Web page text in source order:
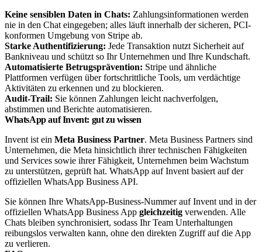
Keine sensiblen Daten in Chats: Zahlungsinformationen werden
nie in den Chat eingegeben; alles läuft innerhalb der sicheren, PCI-
konformen Umgebung von Stripe ab.
Starke Authentifizierung: Jede Transaktion nutzt Sicherheit auf
Bankniveau und schützt so Ihr Unternehmen und Ihre Kundschaft.
Automatisierte Betrugsprävention: Stripe und ähnliche
Plattformen verfügen über fortschrittliche Tools, um verdächtige
Aktivitäten zu erkennen und zu blockieren.
Audit-Trail: Sie können Zahlungen leicht nachverfolgen,
abstimmen und Berichte automatisieren.
WhatsApp auf Invent: gut zu wissen
Invent ist ein Meta Business Partner. Meta Business Partners sind
Unternehmen, die Meta hinsichtlich ihrer technischen Fähigkeiten
und Services sowie ihrer Fähigkeit, Unternehmen beim Wachstum
zu unterstützen, geprüft hat. WhatsApp auf Invent basiert auf der
offiziellen WhatsApp Business API.
Sie können Ihre WhatsApp-Business-Nummer auf Invent und in der
offiziellen WhatsApp Business App gleichzeitig verwenden. Alle
Chats bleiben synchronisiert, sodass Ihr Team Unterhaltungen
reibungslos verwalten kann, ohne den direkten Zugriff auf die App
zu verlieren.